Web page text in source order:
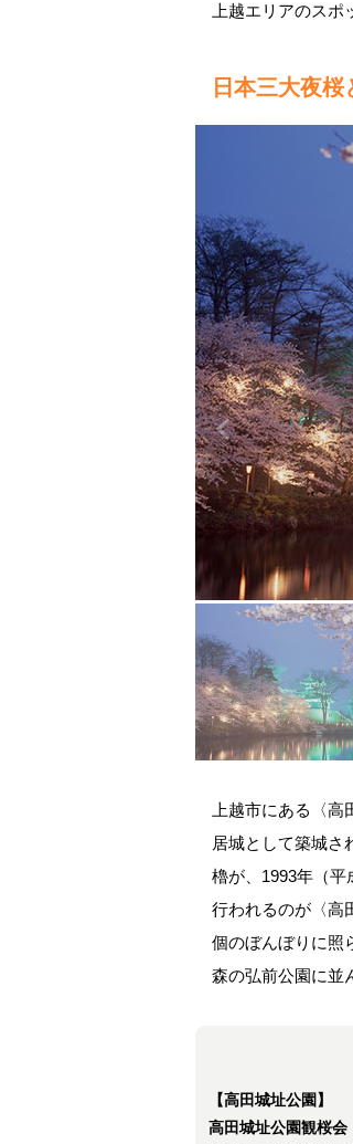
上越エリアのスポ
日本三大夜桜
上越市にある〈
居城として築城さ
櫓が、1993年（
行われるのが〈高
個のぼんぼりに照
森の弘前公園に並
【高田城址公園】
高田城址公園観桜会